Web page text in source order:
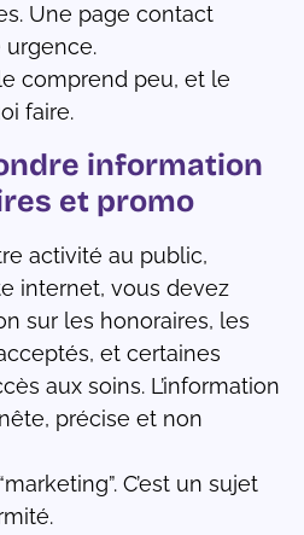
Une page contact
urgence.
comprend peu, et le
faire.
information
et promo
activité au public,
internet, vous devez
sur les honoraires, les
et certaines
aux soins. L’information
précise et non
C’est un sujet